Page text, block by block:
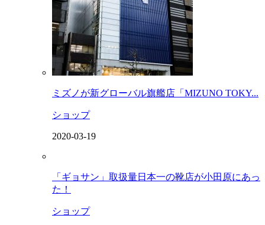
ミズノが新グローバル旗艦店「MIZUNO TOKY...
ショップ
2020-03-19
「ギョサン」取扱量日本一の靴店が小田原にあっ
た！
ショップ